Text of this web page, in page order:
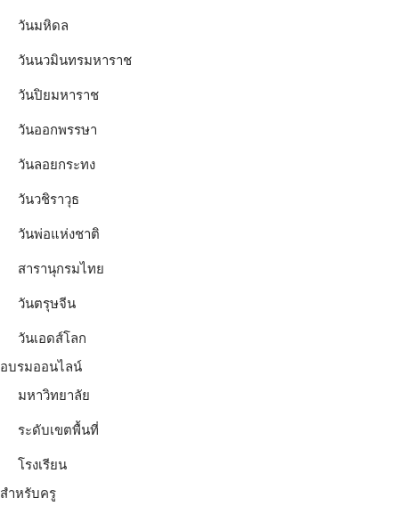
วันมหิดล
วันนวมินทรมหาราช
วันปิยมหาราช
วันออกพรรษา
วันลอยกระทง
วันวชิราวุธ
วันพ่อแห่งชาติ
สารานุกรมไทย
วันตรุษจีน
วันเอดส์โลก
อบรมออนไลน์
มหาวิทยาลัย
ระดับเขตพื้นที่
โรงเรียน
สำหรับครู